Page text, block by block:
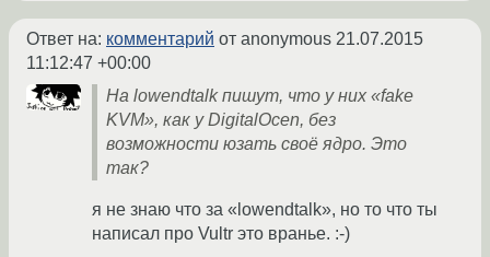
Ответ на: комментарий от anonymous 21.07.2015
11:12:47 +00:00
На lowendtalk пишут, что у них «fake
KVM», как у DigitalOcen, без
возможности юзать своё ядро. Это
так?
я не знаю что за «lowendtalk», но то что ты
написал про Vultr это вранье. :-)